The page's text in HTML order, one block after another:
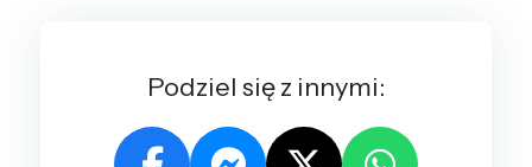
Podziel się z innymi: